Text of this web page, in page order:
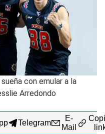
con emular a la
Arredondo
Telegram
E-
Mail